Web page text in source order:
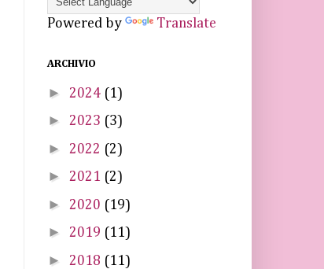
Powered by Translate
ARCHIVIO
► 2024 (1)
► 2023 (3)
► 2022 (2)
► 2021 (2)
► 2020 (19)
► 2019 (11)
► 2018 (11)